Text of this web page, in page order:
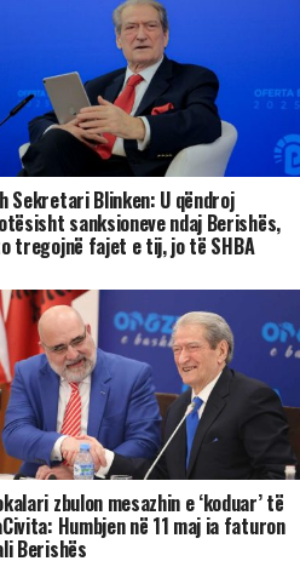
Sekretari Blinken: U qëndroj
sanksioneve ndaj Berishës,
tregojnë fajet e tij, jo të SHBA
zbulon mesazhin e ‘koduar’ të
Humbjen në 11 maj ia faturon
Berishës